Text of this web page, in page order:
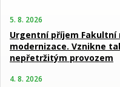
5. 8. 2026
Urgentní příjem Fakultní
modernizace. Vznikne
nepřetržitým provozem
4. 8. 2026